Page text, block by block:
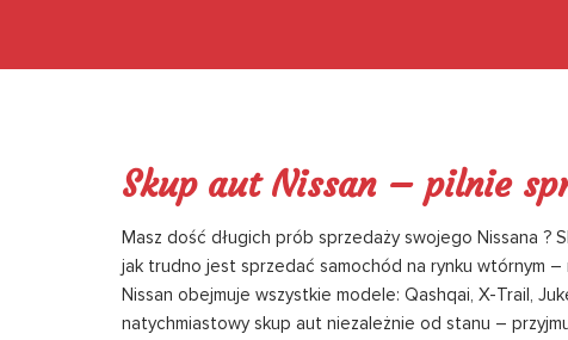
Skup aut Nissan – pilnie
Masz dość długich prób sprzedaży swojego Nissana ?
jak trudno jest sprzedać samochód na rynku wtórnym
Nissan obejmuje wszystkie modele: Qashqai, X-Trail,
natychmiastowy skup aut niezależnie od stanu –